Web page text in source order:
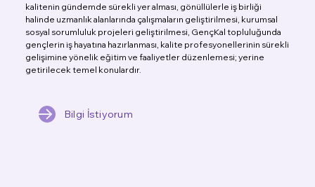
kalitenin gündemde sürekli yer alması, gönüllülerle iş birliği
halinde uzmanlık alanlarında çalışmaların geliştirilmesi, kurumsal
sosyal sorumluluk projeleri geliştirilmesi, GençKal topluluğunda
gençlerin iş hayatına hazırlanması, kalite profesyonellerinin sürekli
gelişimine yönelik eğitim ve faaliyetler düzenlemesi; yerine
getirilecek temel konulardır.
Bilgi İstiyorum